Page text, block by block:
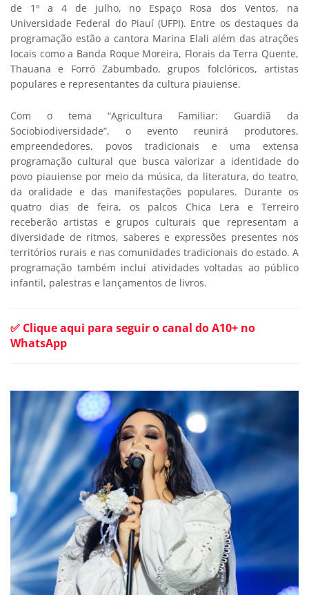
de 1º a 4 de julho, no Espaço Rosa dos Ventos, na
Universidade Federal do Piauí (UFPI). Entre os destaques da
programação estão a cantora Marina Elali além das atrações
locais como a Banda Roque Moreira, Florais da Terra Quente,
Thauana e Forró Zabumbado, grupos folclóricos, artistas
populares e representantes da cultura piauiense.
Com o tema “Agricultura Familiar: Guardiã da
Sociobiodiversidade”, o evento reunirá produtores,
empreendedores, povos tradicionais e uma extensa
programação cultural que busca valorizar a identidade do
povo piauiense por meio da música, da literatura, do teatro,
da oralidade e das manifestações populares. Durante os
quatro dias de feira, os palcos Chica Lera e Terreiro
receberão artistas e grupos culturais que representam a
diversidade de ritmos, saberes e expressões presentes nos
territórios rurais e nas comunidades tradicionais do estado. A
programação também inclui atividades voltadas ao público
infantil, palestras e lançamentos de livros.
✅ Clique aqui para seguir o canal do A10+ no
WhatsApp